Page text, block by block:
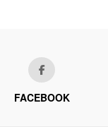
FACEBOOK